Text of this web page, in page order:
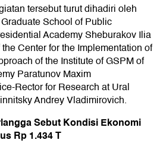
tersebut turut dihadiri oleh
School of Public
Academy Sheburakov Ilia
Center for the Implementation of
of the Institute of GSPM of
Paratunov Maxim
Rector for Research at Ural
Andrey Vladimirovich.
Sebut Kondisi Ekonomi
Rp 1.434 T